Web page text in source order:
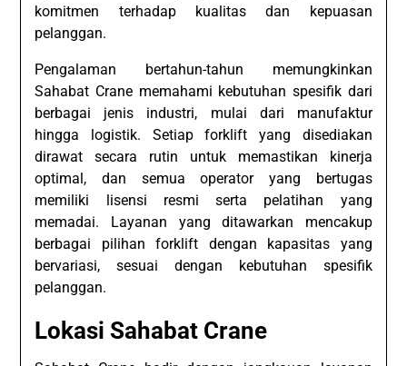
komitmen terhadap kualitas dan kepuasan
pelanggan.
Pengalaman bertahun-tahun memungkinkan
Sahabat Crane memahami kebutuhan spesifik dari
berbagai jenis industri, mulai dari manufaktur
hingga logistik. Setiap forklift yang disediakan
dirawat secara rutin untuk memastikan kinerja
optimal, dan semua operator yang bertugas
memiliki lisensi resmi serta pelatihan yang
memadai. Layanan yang ditawarkan mencakup
berbagai pilihan forklift dengan kapasitas yang
bervariasi, sesuai dengan kebutuhan spesifik
pelanggan.
Lokasi Sahabat Crane